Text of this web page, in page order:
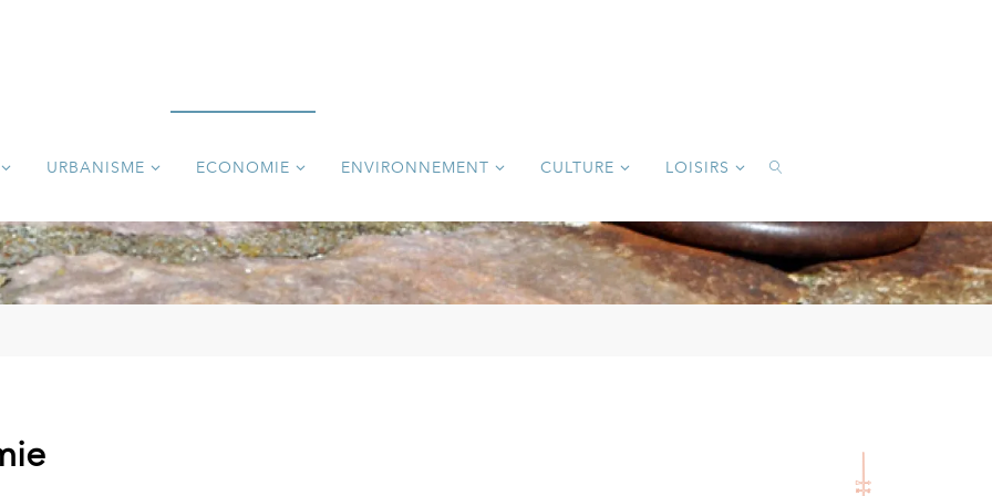
URBANISME ECONOMIE ENVIRONNEMENT CULTURE LOISIRS
SEARCH